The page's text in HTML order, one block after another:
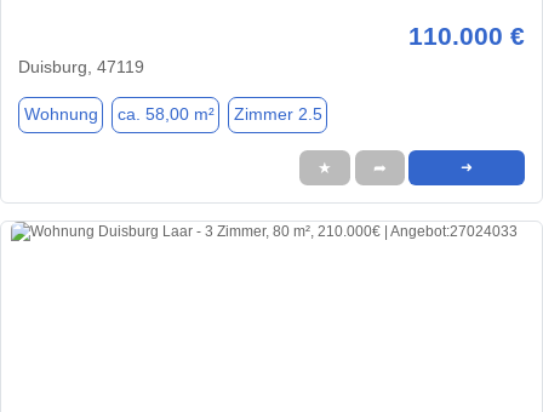
110.000 €
Duisburg, 47119
Wohnung ca. 58,00 m² Zimmer 2.5
★ ➦ ➜